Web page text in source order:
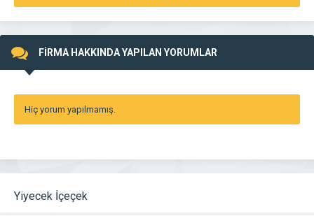
FİRMA HAKKINDA YAPILAN YORUMLAR
Hiç yorum yapılmamış.
Yiyecek İçeçek